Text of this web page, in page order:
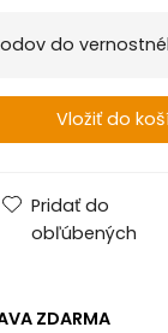
do
Pridať do
obľúbených
ZDARMA